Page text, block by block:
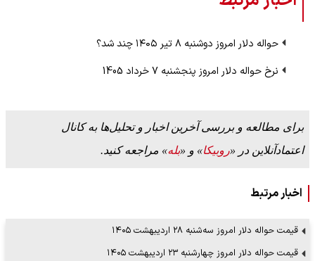
حواله دلار امروز دوشنبه ۸ تیر ۱۴۰۵ چند شد؟
نرخ حواله دلار امروز پنجشنبه 7 خرداد 1405
برای مطالعه و بررسی آخرین اخبار و تحلیل‌ها به کانال
اعتمادآنلاین در «روبیکا» و «بله» مراجعه کنید.
اخبار مرتبط
قیمت حواله دلار امروز سه‌شنبه ۲۸ اردیبهشت ۱۴۰۵
قیمت حواله دلار امروز چهارشنبه ۲۳ اردیبهشت ۱۴۰۵